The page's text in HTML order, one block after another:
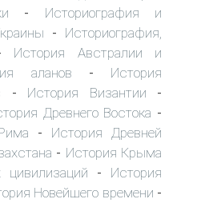
- Историография и
- Историография,
История Австралии и
аланов - История
- История Византии -
Древнего Востока -
- История Древней
- История Крыма
- История
Новейшего времени -